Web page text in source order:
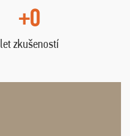
+0
let zkušeností